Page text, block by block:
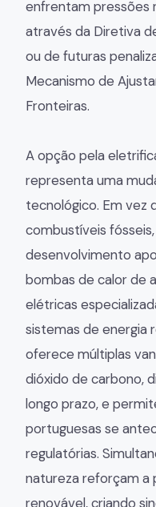
enfrentam pressões
através da Diretiva
ou de futuras
Mecanismo de
Fronteiras.
A opção pela
representa uma
tecnológico. Em vez
combustíveis
desenvolvimento
bombas de calor de
elétricas
sistemas de energia
oferece múltiplas
dióxido de carbono,
longo prazo, e
portuguesas se
regulatórias.
natureza reforçam a
renovável, criando